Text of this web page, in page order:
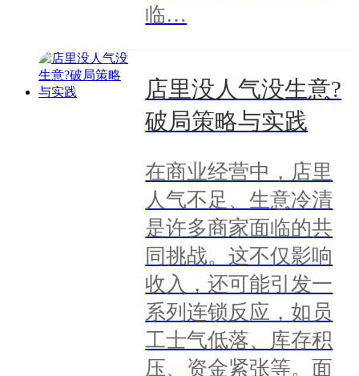
临…
店里没人气没生意?
破局策略与实践
在商业经营中，店里
人气不足、生意冷清
是许多商家面临的共
同挑战。这不仅影响
收入，还可能引发一
系列连锁反应，如员
工士气低落、库存积
压、资金紧张等。面